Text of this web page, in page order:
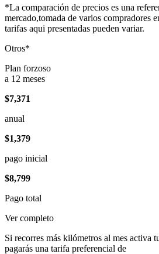
*La comparación de precios es una
mercado,tomada de varios compradores
tarifas aqui presentadas pueden variar.
Otros*
Plan forzoso
a 12 meses
$7,371
anual
$1,379
pago inicial
$8,799
Pago total
Ver completo
Si recorres más kilómetros al mes activa
pagarás una tarifa preferencial de